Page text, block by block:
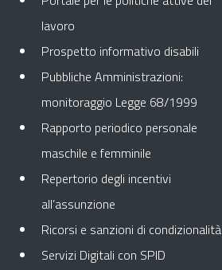
lavoro
Prospetto informativo disabili
Pubbliche Amministrazioni:
monitoraggio Legge 68/1999
Rapporto periodico personale
maschile e femminile
Repertorio degli incentivi
all’assunzione
Ricorsi e sanzioni di condizionalità
Servizi Digitali con SPID